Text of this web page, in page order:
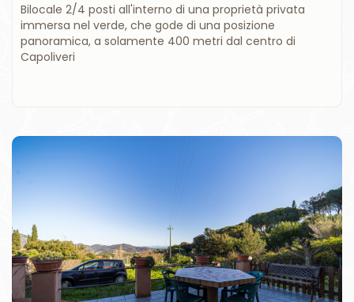
Bilocale 2/4 posti all'interno di una proprietà privata
immersa nel verde, che gode di una posizione
panoramica, a solamente 400 metri dal centro di
Capoliveri